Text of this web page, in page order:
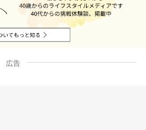
広告